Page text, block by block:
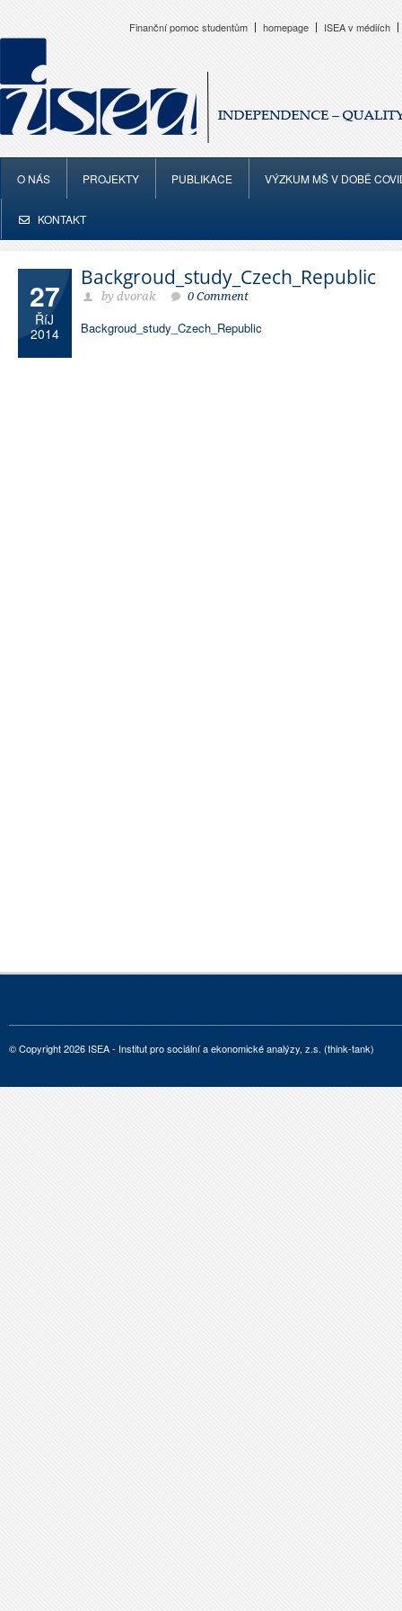
Finanční pomoc studentům homepage ISEA v médiích
O NÁS PROJEKTY PUBLIKACE VÝZKUM MŠ V DOBĚ
KONTAKT
27
ŘíJ
2014
Backgroud_study_Czech_Republic
by dvorak 0 Comment
Backgroud_study_Czech_Republic
© Copyright 2026 ISEA - Institut pro sociální a ekonomické analýzy, z.s. (think-tank)